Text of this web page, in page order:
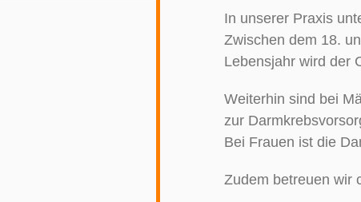
In unserer Praxis
Zwischen dem 18.
Lebensjahr wird der
Weiterhin sind bei
zur
Bei Frauen ist die
Zudem betreuen wir